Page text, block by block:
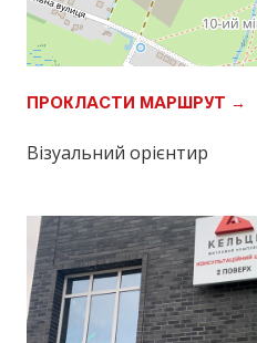
ПРОКЛАСТИ МАРШРУТ →
Візуальний орієнтир